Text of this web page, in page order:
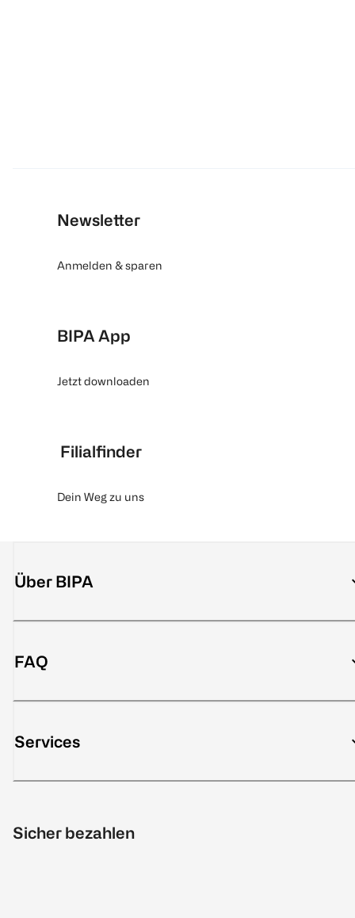
Newsletter
Anmelden & sparen
BIPA App
Jetzt downloaden
Filialfinder
Dein Weg zu uns
Über BIPA
FAQ
Services
Sicher bezahlen